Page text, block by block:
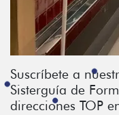
Suscríbete a
Sisterguía de
direcciones TOP